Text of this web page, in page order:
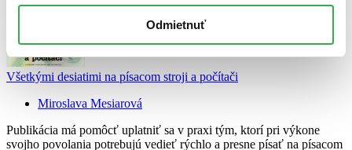
Odmietnuť
Všetkými desiatimi na písacom stroji a počítači
Miroslava Mesiarová
Publikácia má pomôcť uplatniť sa v praxi tým, ktorí pri výkone
svojho povolania potrebujú vedieť rýchlo a presne písať na písacom